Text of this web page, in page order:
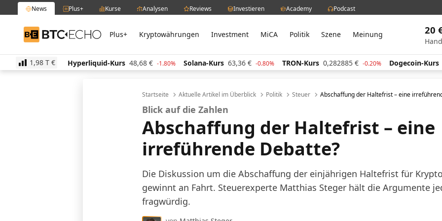
News Plus+ Kurse Analysen Reviews Investieren Academy Podcast
BTC-ECHO Plus+ Kryptowährungen Investment MiCA Politik Szene Meinung 20
1,98 T €
-1.30% Hyperliquid-Kurs 48,68 € -1.80% Solana-Kurs 63,36 € -0.80% TRON-Kurs 0,282885 € -0.20% Dogecoin-Kurs
Startseite Aktuelle Artikel im Überblick Politik Steuer Abschaffung der Haltefrist – eine
Blick auf die Zahlen
Abschaffung der Haltefrist – eine
irreführende Debatte?
Die Diskussion um die Abschaffung der einjährigen Haltefrist für
gewinnt an Fahrt. Steuerexperte Matthias Steger hält die Argumente
fragwürdig.